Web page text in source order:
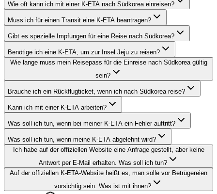
Wie oft kann ich mit einer K-ETA nach Südkorea einreisen?
Muss ich für einen Transit eine K-ETA beantragen?
Gibt es spezielle Impfungen für eine Reise nach Südkorea?
Benötige ich eine K-ETA, um zur Insel Jeju zu reisen?
Wie lange muss mein Reisepass für die Einreise nach Südkorea gültig
sein?
Brauche ich ein Rückflugticket, wenn ich nach Südkorea reise?
Kann ich mit einer K-ETA arbeiten?
Was soll ich tun, wenn bei meiner K-ETA ein Fehler auftritt?
Was soll ich tun, wenn meine K-ETA abgelehnt wird?
Ich habe auf der offiziellen Website eine Anfrage gestellt, aber keine
Antwort per E-Mail erhalten. Was soll ich tun?
Auf der offiziellen K-ETA-Website heißt es, man solle vor Betrügereien
vorsichtig sein. Was ist mit ihnen?